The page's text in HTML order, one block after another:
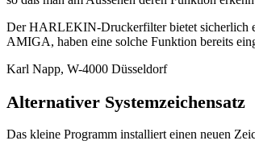
Der HARLEKIN-Druckerfilter bietet sicherlich
AMIGA, haben eine solche Funktion bereits
Karl Napp, W-4000 Düsseldorf
Alternativer Systemzeichensatz
Das kleine Programm installiert einen neuen